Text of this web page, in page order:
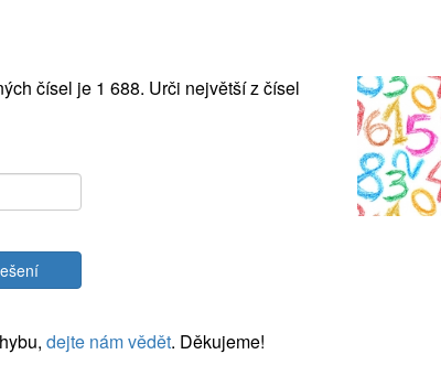
čísel je 1 688. Urči největší z čísel
dejte nám vědět. Děkujeme!